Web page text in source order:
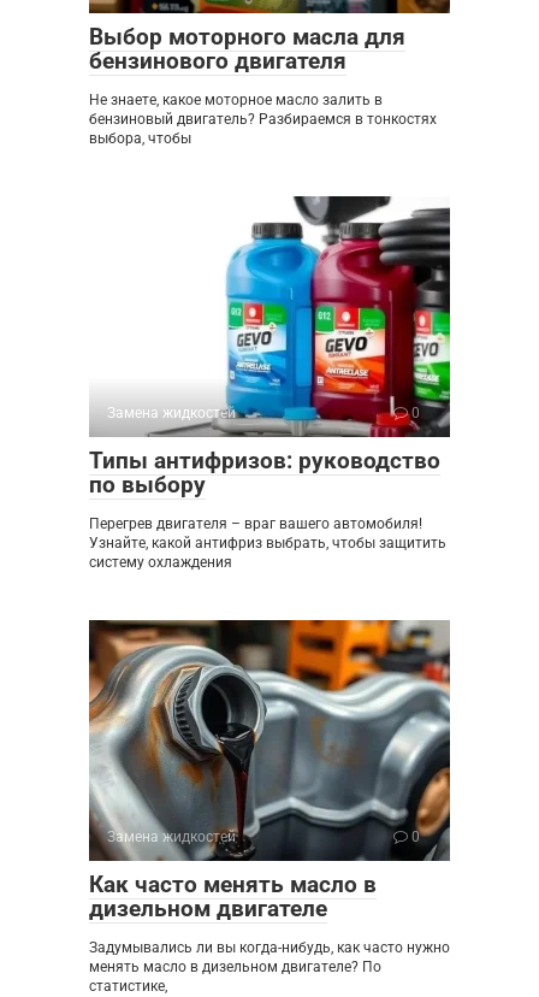
Выбор моторного масла для
бензинового двигателя
Не знаете, какое моторное масло залить в
бензиновый двигатель? Разбираемся в тонкостях
выбора, чтобы
Замена жидкостей 0
Типы антифризов: руководство
по выбору
Перегрев двигателя – враг вашего автомобиля!
Узнайте, какой антифриз выбрать, чтобы защитить
систему охлаждения
Замена жидкостей 0
Как часто менять масло в
дизельном двигателе
Задумывались ли вы когда-нибудь, как часто нужно
менять масло в дизельном двигателе? По
статистике,